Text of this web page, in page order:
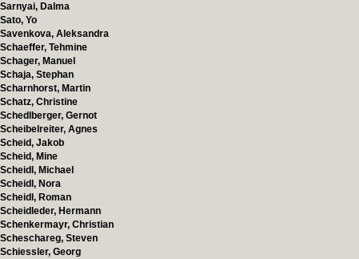
Sarnyai, Dalma
Sato, Yo
Savenkova, Aleksandra
Schaeffer, Tehmine
Schager, Manuel
Schaja, Stephan
Scharnhorst, Martin
Schatz, Christine
Schedlberger, Gernot
Scheibelreiter, Agnes
Scheid, Jakob
Scheid, Mine
Scheidl, Michael
Scheidl, Nora
Scheidl, Roman
Scheidleder, Hermann
Schenkermayr, Christian
Scheschareg, Steven
Schiessler, Georg